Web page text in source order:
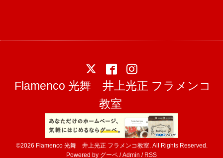
Flamenco 光舞 井上光正 フラメンコ
教室
©2026 Flamenco 光舞 井上光正 フラメンコ教室. All Rights Reserved.
Powered by グーペ /Admin / RSS